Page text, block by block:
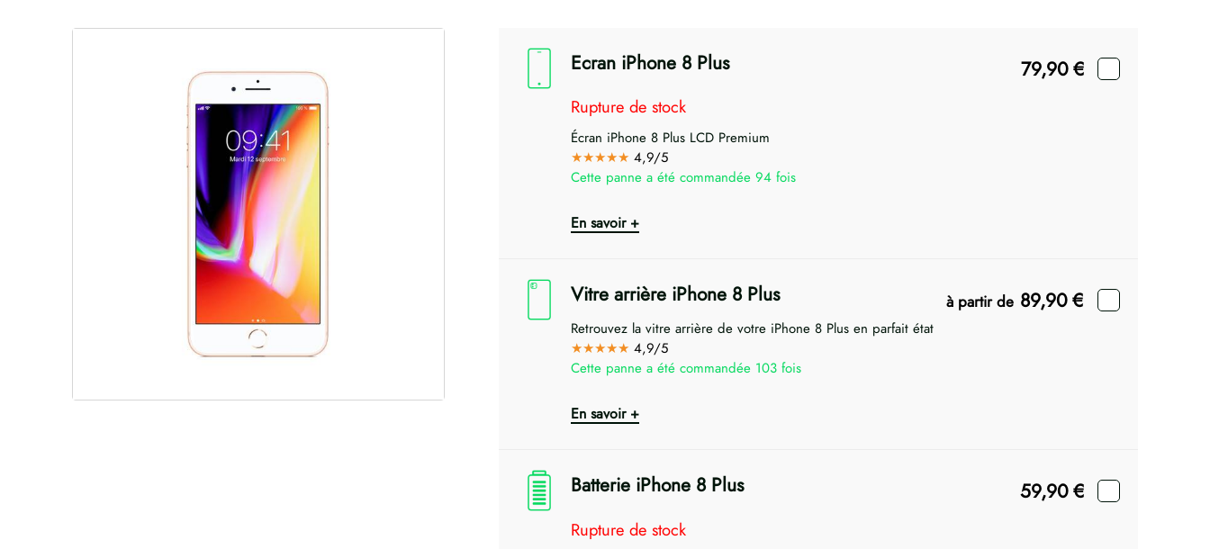
Ecran iPhone 8 Plus 79,90€
Rupture de stock
Écran iPhone 8 Plus LCD Premium
★★★★★ 4,9/5
Cette panne a été commandée 94 fois
En savoir +
Vitre arrière iPhone 8 Plus à partir de 89,90€
Retrouvez la vitre arrière de votre iPhone 8 Plus en parfait état
★★★★★ 4,9/5
Cette panne a été commandée 103 fois
En savoir +
Batterie iPhone 8 Plus 59,90€
Rupture de stock